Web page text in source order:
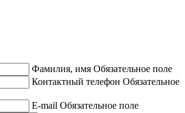
Фамилия, имя Обязательное поле
Контактный телефон Обязательное
E-mail Обязательное поле